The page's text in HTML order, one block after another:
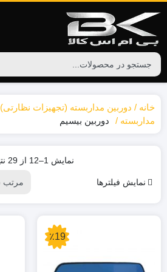
خانه دوربین مداربسته (تجهیزات نظارتی)
مداربسته
دوربین بیسیم
نمایش 1–12 از 29 نتیجه
نمایش فیلترها
٪19